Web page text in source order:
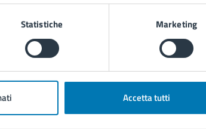
Statistiche Marketing
Accetta tutti